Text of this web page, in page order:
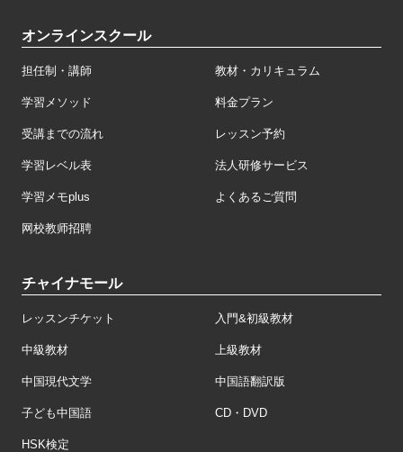
オンラインスクール
担任制・講師 教材・カリキュラム
学習メソッド 料金プラン
受講までの流れ レッスン予約
学習レベル表 法人研修サービス
学習メモplus よくあるご質問
网校教师招聘
チャイナモール
レッスンチケット 入門&初級教材
中級教材 上級教材
中国現代文学 中国語翻訳版
子ども中国語 CD・DVD
HSK検定